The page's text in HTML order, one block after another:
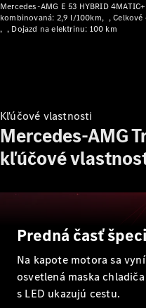
Všetky
Sedany
C
sedan
EQE Elektromobil
EQS Elektromobil
sedan
Trieda S
sedan dlhá
verzia
Mercedes-
Maybach
Trieda S
Mercedes-AMG E 53 HYBRID
kombinovaná: 2,9 l/100km
Celkové
Dojazd na elektrinu: 100 km
Kľúčové vlastnosti
Mercedes-AMG
kľúčové
Predná časť
Na kapote motora sa
osvetlená maska
s LED ukazujú cestu.